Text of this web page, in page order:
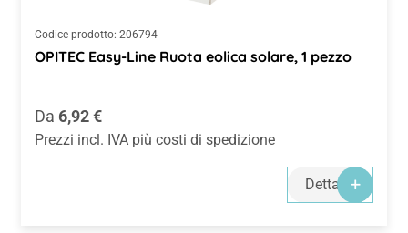
Codice prodotto: 206794
OPITEC Easy-Line Ruota eolica solare, 1 pezzo
Prezzo normale:
Da 6,92 €
Prezzi incl. IVA più costi di spedizione
Dettagli